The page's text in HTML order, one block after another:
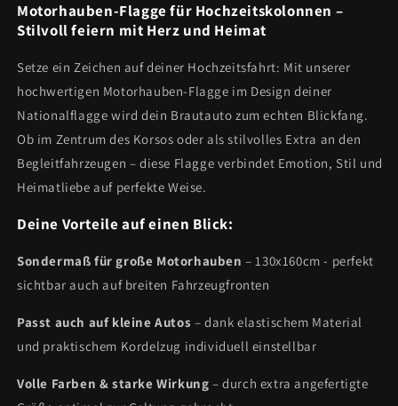
Motorhauben-Flagge für Hochzeitskolonnen –
Stilvoll feiern mit Herz und Heimat
Setze ein Zeichen auf deiner Hochzeitsfahrt: Mit unserer
hochwertigen Motorhauben-Flagge im Design deiner
Nationalflagge wird dein Brautauto zum echten Blickfang.
Ob im Zentrum des Korsos oder als stilvolles Extra an den
Begleitfahrzeugen – diese Flagge verbindet Emotion, Stil und
Heimatliebe auf perfekte Weise.
Deine Vorteile auf einen Blick:
Sondermaß für große Motorhauben – 130x160cm - perfekt
sichtbar auch auf breiten Fahrzeugfronten
Passt auch auf kleine Autos – dank elastischem Material
und praktischem Kordelzug individuell einstellbar
Volle Farben & starke Wirkung – durch extra angefertigte